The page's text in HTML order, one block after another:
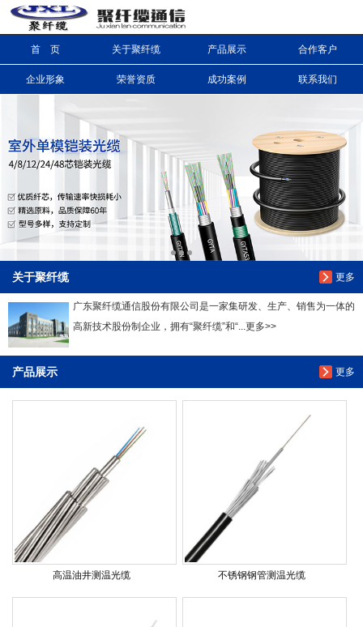
首 页 关于聚纤缆 产品展示 合作客户
企业形象 荣誉资质 成功案例 联系我们
更多
关于聚纤缆
广东聚纤缆通信股份有限公司是一家集研发、生产、销售为一体的
高新技术股份制企业，拥有“聚纤缆”和“...更多>>
更多
产品展示
高温油井测温光缆 不锈钢钢管测温光缆
信息搜索
搜索